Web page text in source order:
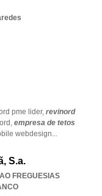
pme lider, revinord
empresa de tetos
webdesign...
S.a.
FREGUESIAS